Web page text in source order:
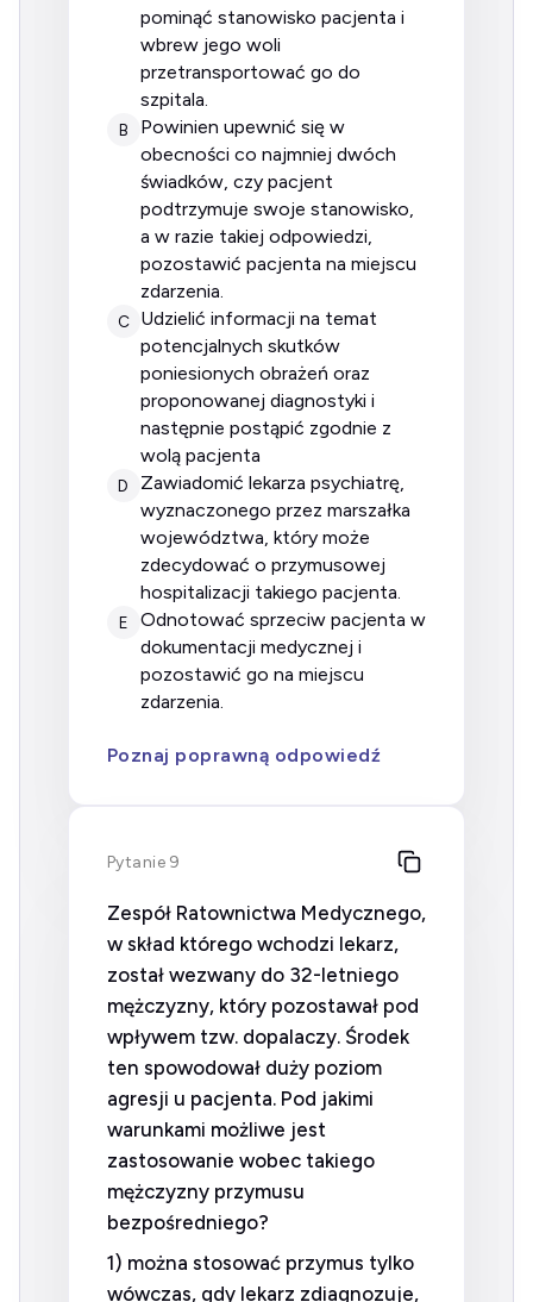
pominąć stanowisko pacjenta i
wbrew jego woli
przetransportować go do
szpitala.
B
powinien upewnić się w
obecności co najmniej dwóch
świadków, czy pacjent
podtrzymuje swoje stanowisko,
a w razie takiej odpowiedzi,
pozostawić pacjenta na miejscu
zdarzenia.
C
udzielić informacji na temat
potencjalnych skutków
poniesionych obrażeń oraz
proponowanej diagnostyki i
następnie postąpić zgodnie z
wolą pacjenta
D
zawiadomić lekarza psychiatrę,
wyznaczonego przez marszałka
województwa, który może
zdecydować o przymusowej
hospitalizacji takiego pacjenta.
E
odnotować sprzeciw pacjenta w
dokumentacji medycznej i
pozostawić go na miejscu
zdarzenia.
Poznaj poprawną odpowiedź
Pytanie 9
Zespół Ratownictwa Medycznego,
w skład którego wchodzi lekarz,
został wezwany do 32-letniego
mężczyzny, który pozostawał pod
wpływem tzw. dopalaczy. Środek
ten spowodował duży poziom
agresji u pacjenta. Pod jakimi
warunkami możliwe jest
zastosowanie wobec takiego
mężczyzny przymusu
bezpośredniego?
1) można stosować przymus tylko
wówczas, gdy lekarz zdiagnozuje,